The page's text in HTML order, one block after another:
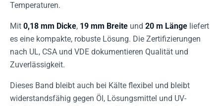
Temperaturen.
Mit 0,18 mm Dicke, 19 mm Breite und 20 m Länge liefert
es eine kompakte, robuste Lösung. Die Zertifizierungen
nach UL, CSA und VDE dokumentieren Qualität und
Zuverlässigkeit.
Dieses Band bleibt auch bei Kälte flexibel und bleibt
widerstandsfähig gegen Öl, Lösungsmittel und UV-